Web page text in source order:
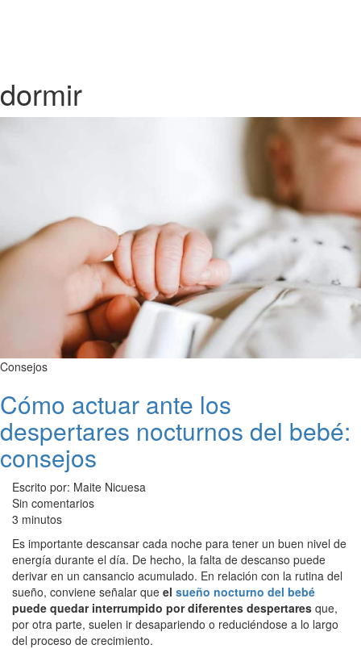
dormir
Consejos
Cómo actuar ante los
despertares nocturnos del bebé:
consejos
Escrito por: Maite Nicuesa
Sin comentarios
3 minutos
Es importante descansar cada noche para tener un buen nivel de
energía durante el día. De hecho, la falta de descanso puede
derivar en un cansancio acumulado. En relación con la rutina del
sueño, conviene señalar que el sueño nocturno del bebé
puede quedar interrumpido por diferentes despertares que,
por otra parte, suelen ir desapariendo o reduciéndose a lo largo
del proceso de crecimiento.